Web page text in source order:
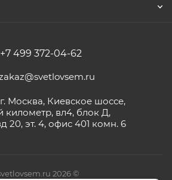
+7 499 372-04-62
г. Москва, Киевское шоссе,
километр, вл4, блок Д,
20, эт. 4, офис 401 комн. 6
2026 ©